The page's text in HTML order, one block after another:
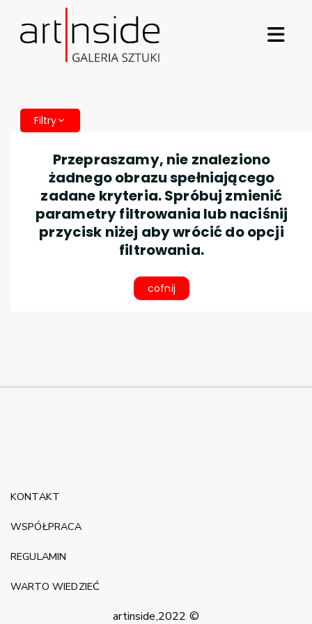
Filtry
Przepraszamy, nie znaleziono
żadnego obrazu spełniającego
zadane kryteria. Spróbuj zmienić
parametry filtrowania lub naciśnij
przycisk niżej aby wrócić do opcji
filtrowania.
cofnij
artinside,2022 ©
KONTAKT
WSPÓŁPRACA
REGULAMIN
WARTO WIEDZIEĆ